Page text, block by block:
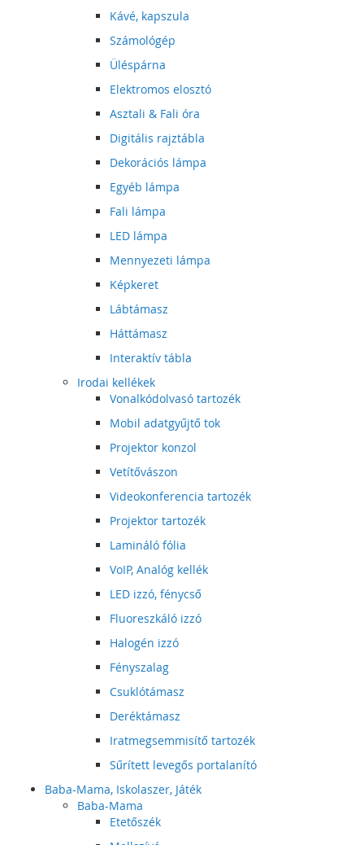
Kávé, kapszula
Számológép
Üléspárna
Elektromos elosztó
Asztali & Fali óra
Digitális rajztábla
Dekorációs lámpa
Egyéb lámpa
Fali lámpa
LED lámpa
Mennyezeti lámpa
Képkeret
Lábtámasz
Háttámasz
Interaktív tábla
Irodai kellékek
Vonalkódolvasó tartozék
Mobil adatgyűjtő tok
Projektor konzol
Vetítővászon
Videokonferencia tartozék
Projektor tartozék
Lamináló fólia
VoIP, Analóg kellék
LED izzó, fénycső
Fluoreszkáló izzó
Halogén izzó
Fényszalag
Csuklótámasz
Deréktámasz
Iratmegsemmisítő tartozék
Sűrített levegős portalanító
Baba-Mama, Iskolaszer, Játék
Baba-Mama
Etetőszék